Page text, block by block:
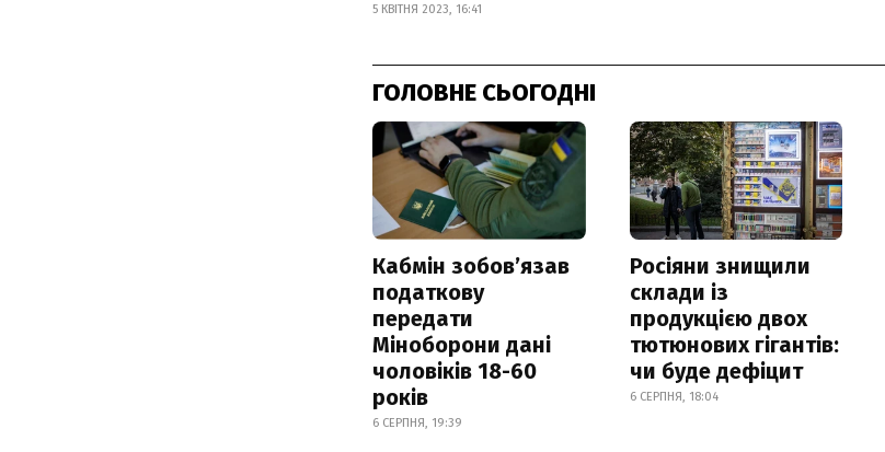
5 КВІТНЯ 2023, 16:41
ГОЛОВНЕ СЬОГОДНІ
Кабмін зобовʼязав
податкову
передати
Міноборони дані
чоловіків 18-60
років
6 СЕРПНЯ, 19:39
Росіяни знищили
склади із
продукцією двох
тютюнових гігантів:
чи буде дефіцит
6 СЕРПНЯ, 18:04